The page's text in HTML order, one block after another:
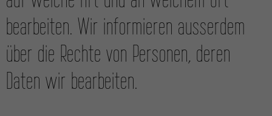
bearbeiten. Wir informieren ausserdem
über die Rechte von Personen, deren
Daten wir bearbeiten.